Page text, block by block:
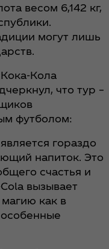
весом 6,142 кг,
могут лишь
Кола
что тур –
футболом:
гораздо
напиток. Это
счастья и
вызывает
как в